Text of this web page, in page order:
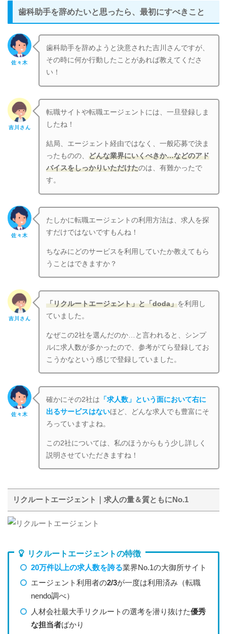
歯科助手を辞めたいと思ったら、最初にすべきこと
佐々木
歯科助手を辞めようと決意された吉川さんですが、
その時に何か行動したことがあれば教えてくださ
い！
吉川さん
転職サイトや転職エージェントには、一旦登録しま
したね！
結局、エージェント経由ではなく、一般応募で決ま
ったものの、どんな業界にいくべきか…などのアド
バイスをしっかりいただけたのは、有難かったで
す。
佐々木
たしかに転職エージェントの利用方法は、求人を探
すだけではないですもんね！
ちなみにどのサービスを利用していたか教えてもら
うことはできますか？
吉川さん
「リクルートエージェント」と「doda」を利用し
ていました。
なぜこの2社を選んだのか…と言われると、シンプ
ルに求人数が多かったので、参考がてら登録してお
こうかなという感じで登録していました。
佐々木
確かにその2社は 「求人数」という面において右に
出るサービスはないほど、どんな求人でも豊富にそ
ろっていますよね。
この2社については、私のほうからもう少し詳しく
説明させていただきますね！
リクルートエージェント｜求人の量＆質ともにNo.1
リクルートエージェントの特徴
20万件以上の求人数を誇る業界No.1の大御所サイト
エージェント利用者の2/3が一度は利用済み（転職
nendo調べ）
人材会社最大手リクルートの選考を潜り抜けた優秀
な担当者ばかり